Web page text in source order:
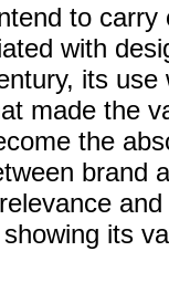
to
with
its
made the
the
brand
its